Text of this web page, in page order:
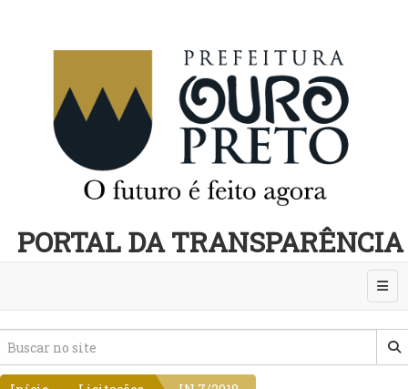
PORTAL DA TRANSPARÊNCIA